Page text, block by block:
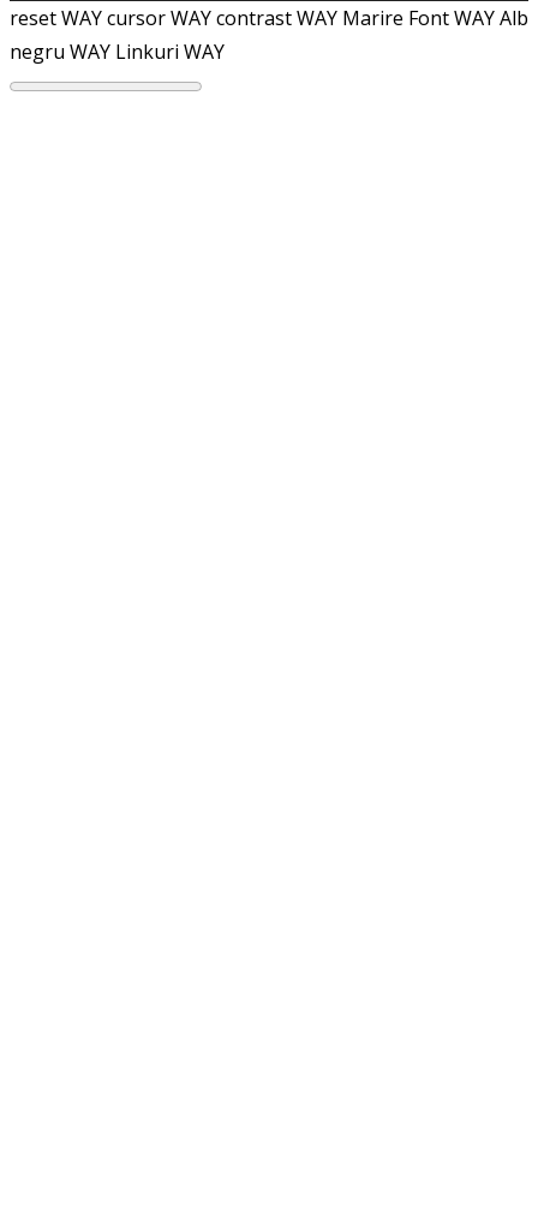
reset WAYcursor WAYcontrast WAY Marire Font WAYAlb
negru WAY Linkuri WAY